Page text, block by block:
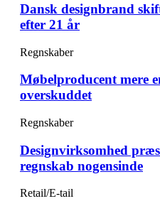
Dansk designbrand
efter 21 år
Regnskaber
Møbelproducent mere
overskuddet
Regnskaber
Designvirksomhed
regnskab nogensinde
Retail/E-tail